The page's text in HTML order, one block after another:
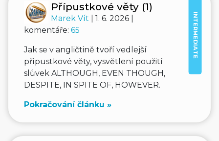
INTERMEDIATE
Přípustkové věty (1)
Marek Vít
| 1. 6. 2026 |
komentáře: 65
Jak se v angličtině tvoří vedlejší
přípustkové věty, vysvětlení použití
slůvek ALTHOUGH, EVEN THOUGH,
DESPITE, IN SPITE OF, HOWEVER.
Pokračování článku »